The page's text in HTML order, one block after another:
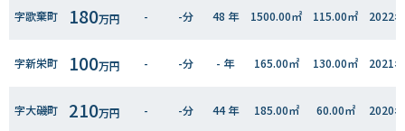
字歌棄町 180万円 - -分 48 年 1500.00㎡ 115.00㎡ 2022
字新栄町 100万円 - -分 - 年 165.00㎡ 130.00㎡ 2021
字大磯町 210万円 - -分 44 年 185.00㎡ 60.00㎡ 2020